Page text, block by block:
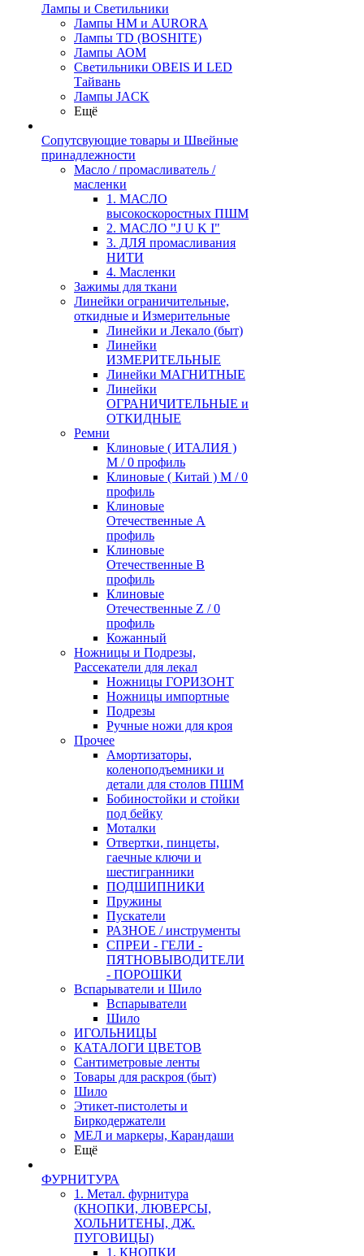
Лампы и Светильники
Лампы HM и AURORA
Лампы TD (BOSHITE)
Лампы АОМ
Светильники OBEIS И LED
Тайвань
Лампы JACK
Ещё
Сопутсвующие товары и Швейные
принадлежности
Масло / промасливатель /
масленки
1. МАСЛО
высокоскоростных ПШМ
2. МАСЛО "J U K I"
3. ДЛЯ промасливания
НИТИ
4. Масленки
Зажимы для ткани
Линейки ограничительные,
откидные и Измерительные
Линейки и Лекало (быт)
Линейки
ИЗМЕРИТЕЛЬНЫЕ
Линейки МАГНИТНЫЕ
Линейки
ОГРАНИЧИТЕЛЬНЫЕ и
ОТКИДНЫЕ
Ремни
Клиновые ( ИТАЛИЯ )
М / 0 профиль
Клиновые ( Китай ) М / 0
профиль
Клиновые
Отечественные А
профиль
Клиновые
Отечественные В
профиль
Клиновые
Отечественные Z / 0
профиль
Кожанный
Ножницы и Подрезы,
Рассекатели для лекал
Ножницы ГОРИЗОНТ
Ножницы импортные
Подрезы
Ручные ножи для кроя
Прочее
Амортизаторы,
коленоподъемники и
детали для столов ПШМ
Бобиностойки и стойки
под бейку
Моталки
Отвертки, пинцеты,
гаечные ключи и
шестигранники
ПОДШИПНИКИ
Пружины
Пускатели
РАЗНОЕ / инструменты
СПРЕИ - ГЕЛИ -
ПЯТНОВЫВОДИТЕЛИ
- ПОРОШКИ
Вспарыватели и Шило
Вспарыватели
Шило
ИГОЛЬНИЦЫ
КАТАЛОГИ ЦВЕТОВ
Сантиметровые ленты
Товары для раскроя (быт)
Шило
Этикет-пистолеты и
Биркодержатели
МЕЛ и маркеры, Карандаши
Ещё
ФУРНИТУРА
1. Метал. фурнитура
(КНОПКИ, ЛЮВЕРСЫ,
ХОЛЬНИТЕНЫ, ДЖ.
ПУГОВИЦЫ)
1. КНОПКИ